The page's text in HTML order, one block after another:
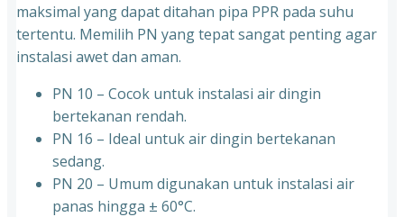
maksimal yang dapat ditahan pipa PPR pada suhu
tertentu. Memilih PN yang tepat sangat penting agar
instalasi awet dan aman.
PN 10 – Cocok untuk instalasi air dingin
bertekanan rendah.
⁠PN 16 – Ideal untuk air dingin bertekanan
sedang.
⁠PN 20 – Umum digunakan untuk instalasi air
panas hingga ± 60°C.